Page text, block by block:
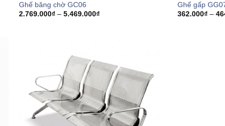
Ghế băng chờ GC06
2.769.000₫ – 5.469.000₫Khoảng
Ghế gấp
362.000₫ –